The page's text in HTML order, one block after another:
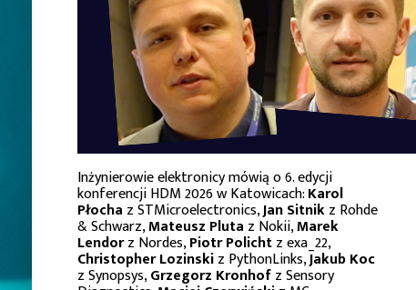
Inżynierowie elektronicy mówią o 6. edycji
konferencji HDM 2026 w Katowicach:Karol
Płocha z STMicroelectronics,Jan Sitnikz Rohde
& Schwarz,Mateusz Pluta z Nokii,Marek
Lendorz Nordes,Piotr Polichtz exa_22,
Christopher Lozinskiz PythonLinks,Jakub Koc
z Synopsys,Grzegorz Kronhofz Sensory